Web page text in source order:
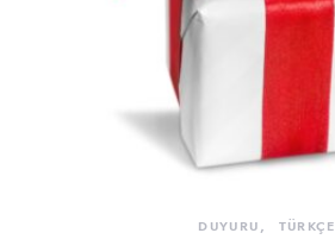
DUYURU TÜRKÇE